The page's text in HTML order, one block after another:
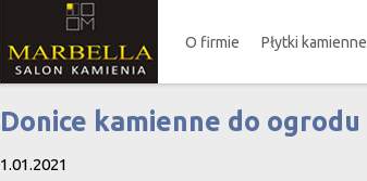
O firmie Płytki kamienne
Donice kamienne do ogrodu
1.01.2021